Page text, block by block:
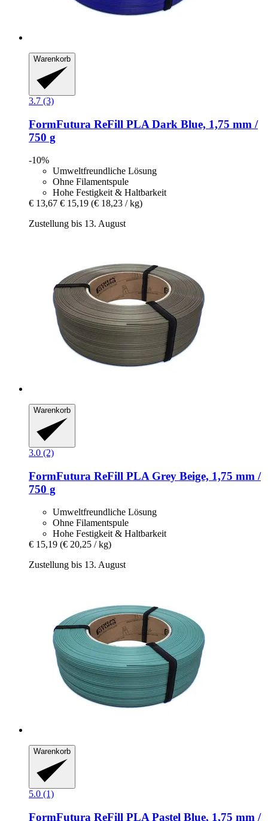
Warenkorb
3.7 (3)
FormFutura ReFill PLA Dark Blue, 1,75 mm /
750 g
-10%
Umweltfreundliche Lösung
Ohne Filamentspule
Hohe Festigkeit & Haltbarkeit
€ 13,67 € 15,19 (€ 18,23 / kg)
Zustellung bis 13. August
Warenkorb
3.0 (2)
FormFutura ReFill PLA Grey Beige, 1,75 mm /
750 g
Umweltfreundliche Lösung
Ohne Filamentspule
Hohe Festigkeit & Haltbarkeit
€ 15,19 (€ 20,25 / kg)
Zustellung bis 13. August
Warenkorb
5.0 (1)
FormFutura ReFill PLA Pastel Blue, 1,75 mm /